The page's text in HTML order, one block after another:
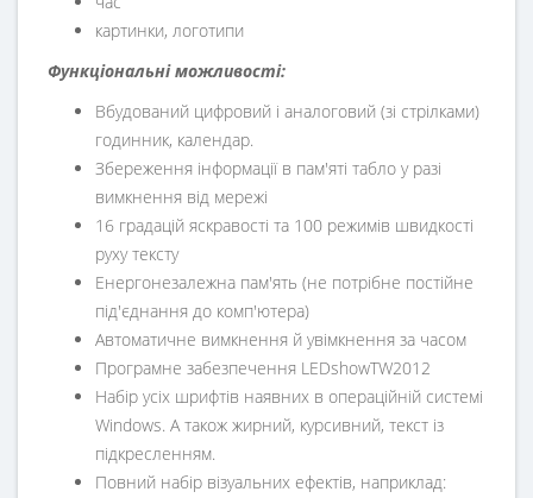
картинки, логотипи
Функціональні можливості:
Вбудований цифровий і аналоговий (зі стрілками)
годинник, календар.
Збереження інформації в пам'яті табло у разі
вимкнення від мережі
16 градацій яскравості та 100 режимів швидкості
руху тексту
Енергонезалежна пам'ять (не потрібне постійне
під'єднання до комп'ютера)
Автоматичне вимкнення й увімкнення за часом
Програмне забезпечення LEDshowTW2012
Набір усіх шрифтів наявних в операційній системі
Windows. А також жирний, курсивний, текст із
підкресленням.
Повний набір візуальних ефектів, наприклад: